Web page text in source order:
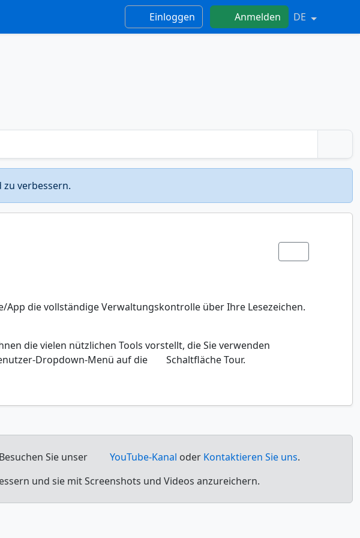
Einloggen Anmelden DE
verbessern.
App die vollständige Verwaltungskontrolle über Ihre Lesezeichen.
die vielen nützlichen Tools vorstellt, die Sie verwenden
Dropdown-Menü auf die
Schaltfläche Tour.
Sie unser YouTube-Kanal oder Kontaktieren Sie uns.
und sie mit Screenshots und Videos anzureichern.